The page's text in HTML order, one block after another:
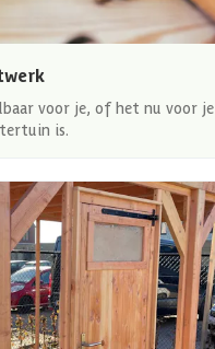
voor je, of het nu voor je
is.